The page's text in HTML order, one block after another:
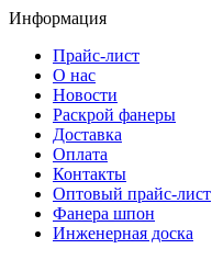
Информация
Прайс-лист
О нас
Новости
Раскрой фанеры
Доставка
Оплата
Контакты
Оптовый прайс-лист
Фанера шпон
Инженерная доска